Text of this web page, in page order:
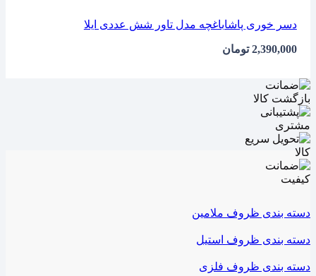
دسر خوری پاشاباغچه مدل تاور شش عددی ایلا
2,390,000 تومان
دسته بندی ظروف ملامین
دسته بندی ظروف استیل
دسته بندی ظروف فلزی